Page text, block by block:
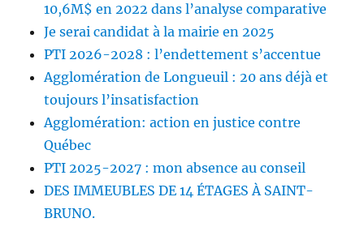
10,6M$ en 2022 dans l’analyse comparative
Je serai candidat à la mairie en 2025
PTI 2026-2028 : l’endettement s’accentue
Agglomération de Longueuil : 20 ans déjà et
toujours l’insatisfaction
Agglomération: action en justice contre
Québec
PTI 2025-2027 : mon absence au conseil
DES IMMEUBLES DE 14 ÉTAGES À SAINT-
BRUNO.